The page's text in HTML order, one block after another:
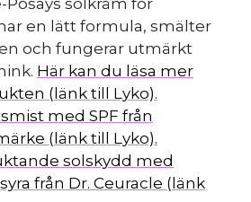
en lätt formula, smälter
och fungerar utmärkt
Här kan du läsa mer
(länk till Lyko).
med SPF från
(länk till Lyko).
solskydd med
från Dr. Ceuracle (länk